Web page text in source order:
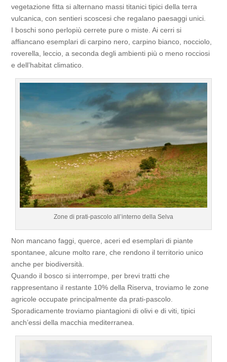
vegetazione fitta si alternano massi titanici tipici della terra
vulcanica, con sentieri scoscesi che regalano paesaggi unici.
I boschi sono perlopiù cerrete pure o miste. Ai cerri si
affiancano esemplari di carpino nero, carpino bianco, nocciolo,
roverella, leccio, a seconda degli ambienti più o meno rocciosi
e dell’habitat climatico.
Zone di prati-pascolo all’interno della Selva
Non mancano faggi, querce, aceri ed esemplari di piante
spontanee, alcune molto rare, che rendono il territorio unico
anche per biodiversità.
Quando il bosco si interrompe, per brevi tratti che
rappresentano il restante 10% della Riserva, troviamo le zone
agricole occupate principalmente da prati-pascolo.
Sporadicamente troviamo piantagioni di olivi e di viti, tipici
anch’essi della macchia mediterranea.